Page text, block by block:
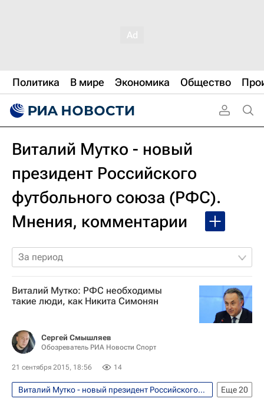
Политика В мире Экономика Общество
Виталий Мутко - новый
президент Российского
футбольного союза (РФС).
Мнения, комментарии
За период
Виталий Мутко: РФС необходимы
такие люди, как Никита Симонян
Сергей Смышляев
Обозреватель РИА Новости Спорт
21 сентября 2015, 18:56 14
Еще20
Виталий Мутко - новый президент Российского футбольного союза (РФС). Мнения, комментарии